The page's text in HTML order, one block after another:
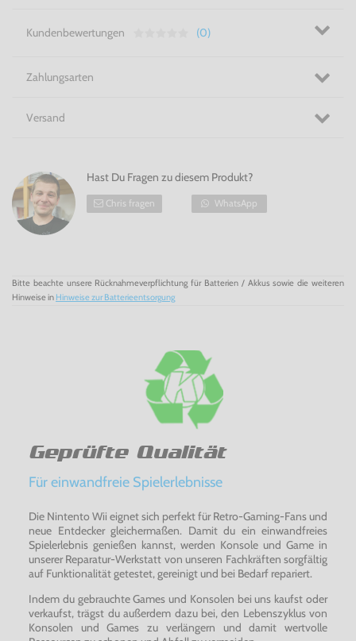
Kundenbewertungen (0)
Zahlungsarten
Versand
Hast Du Fragen zu diesem Produkt?
Chris fragen WhatsApp
Bitte beachte unsere Rücknahmeverpflichtung für Batterien / Akkus sowie die weiteren
Hinweise in Hinweise zur Batterieentsorgung
Geprüfte Qualität
Für einwandfreie Spielerlebnisse
Die Nintento Wii eignet sich perfekt für Retro-Gaming-Fans und
neue Entdecker gleichermaßen. Damit du ein einwandfreies
Spielerlebnis genießen kannst, werden Konsole und Game in
unserer Reparatur-Werkstatt von unseren Fachkräften sorgfältig
auf Funktionalität getestet, gereinigt und bei Bedarf repariert.
Indem du gebrauchte Games und Konsolen bei uns kaufst oder
verkaufst, trägst du außerdem dazu bei, den Lebenszyklus von
Konsolen und Games zu verlängern und damit wertvolle